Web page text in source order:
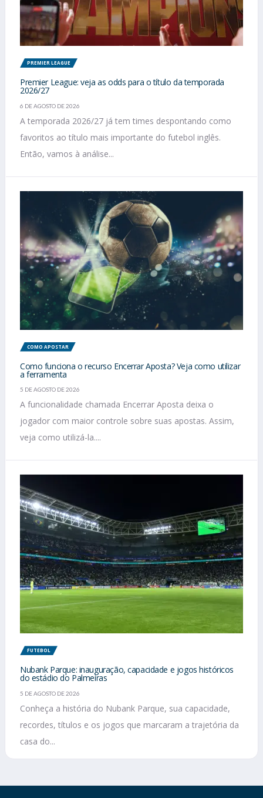
PREMIER LEAGUE
Premier League: veja as odds para o título da temporada
2026/27
6 DE AGOSTO DE 2026
A temporada 2026/27 já tem times despontando como
favoritos ao título mais importante do futebol inglês.
Então, vamos à análise...
COMO APOSTAR
Como funciona o recurso Encerrar Aposta? Veja como utilizar
a ferramenta
5 DE AGOSTO DE 2026
A funcionalidade chamada Encerrar Aposta deixa o
jogador com maior controle sobre suas apostas. Assim,
veja como utilizá-la....
FUTEBOL
Nubank Parque: inauguração, capacidade e jogos históricos
do estádio do Palmeiras
5 DE AGOSTO DE 2026
Conheça a história do Nubank Parque, sua capacidade,
recordes, títulos e os jogos que marcaram a trajetória da
casa do...